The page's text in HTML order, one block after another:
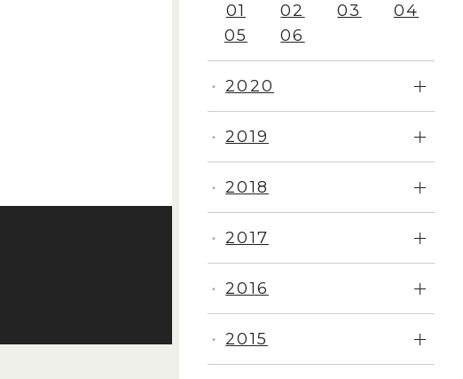
・ 2015
・ 2016
・ 2017
・ 2018
・ 2019
・ 2020
01
02 03
04
05
06